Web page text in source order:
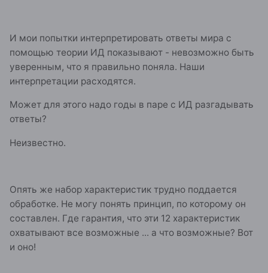
И мои попытки интерпретировать ответы мира с
помощью теории ИД показывают - невозможно быть
уверенным, что я правильно поняла. Наши
интерпретации расходятся.
Может для этого надо годы в паре с ИД разгадывать
ответы?
Неизвестно.
Опять же набор характеристик трудно поддается
обработке. Не могу понять принцип, по которому он
составлен. Где гарантия, что эти 12 характеристик
охватывают все возможные ... а что возможные? Вот
и оно!